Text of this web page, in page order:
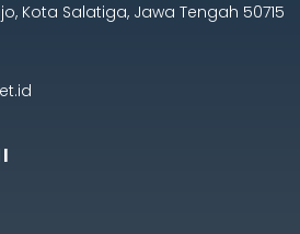
Kota Salatiga, Jawa Tengah 50715